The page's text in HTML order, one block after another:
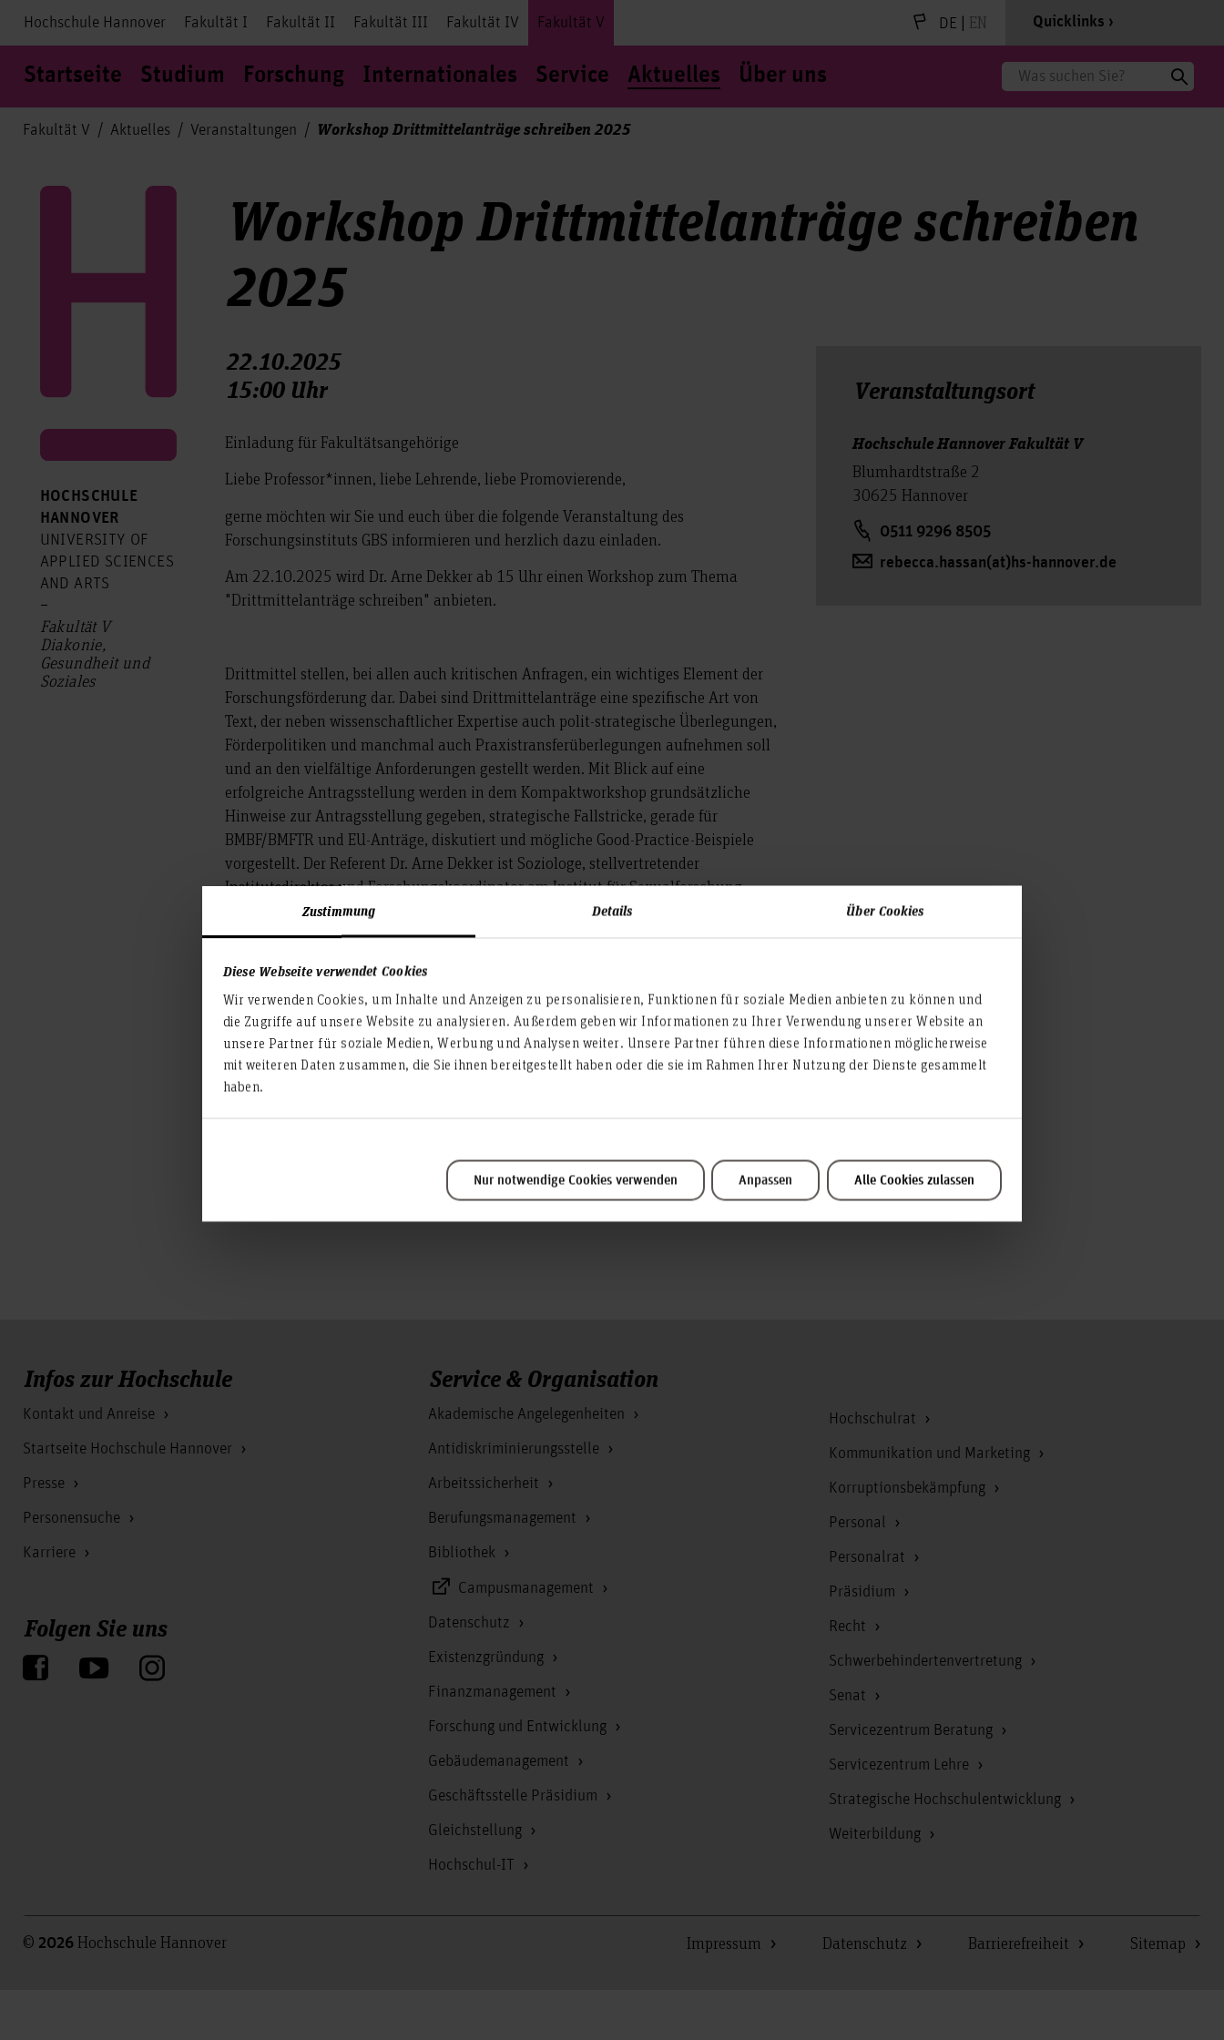
Zustimmung Details Über Cookies
Diese Webseite verwendet Cookies
Wir verwenden Cookies, um Inhalte und Anzeigen zu personalisieren, Funktionen für soziale Medien anbieten zu können und
die Zugriffe auf unsere Website zu analysieren. Außerdem geben wir Informationen zu Ihrer Verwendung unserer Website an
unsere Partner für soziale Medien, Werbung und Analysen weiter. Unsere Partner führen diese Informationen möglicherweise
mit weiteren Daten zusammen, die Sie ihnen bereitgestellt haben oder die sie im Rahmen Ihrer Nutzung der Dienste gesammelt
haben.
Nur notwendige Cookies verwenden Anpassen Alle Cookies zulassen
Hochschule Hannover Fakultät I Fakultät II Fakultät III Fakultät IV Fakultät V DE | EN Quicklinks
Startseite Studium Forschung Internationales Service Aktuelles Über uns Suche
Fakultät V Aktuelles Veranstaltungen Workshop Drittmittelanträge schreiben 2025
HOCHSCHULE
HANNOVER
UNIVERSITY OF
APPLIED SCIENCES
AND ARTS
–
Fakultät V
Diakonie,
Gesundheit und
Soziales
Workshop Drittmittelanträge schreiben
2025
22.10.2025
15:00 Uhr
Einladung für Fakultätsangehörige
Liebe Professor*innen, liebe Lehrende, liebe Promovierende,
gerne möchten wir Sie und euch über die folgende Veranstaltung des
Forschungsinstituts GBS informieren und herzlich dazu einladen.
Am 22.10.2025 wird Dr. Arne Dekker ab 15 Uhr einen Workshop zum Thema
"Drittmittelanträge schreiben" anbieten.
Drittmittel stellen, bei allen auch kritischen Anfragen, ein wichtiges Element der
Forschungsförderung dar. Dabei sind Drittmittelanträge eine spezifische Art von
Text, der neben wissenschaftlicher Expertise auch polit-strategische Überlegungen,
Förderpolitiken und manchmal auch Praxistransferüberlegungen aufnehmen soll
und an den vielfältige Anforderungen gestellt werden. Mit Blick auf eine
erfolgreiche Antragsstellung werden in dem Kompaktworkshop grundsätzliche
Hinweise zur Antragsstellung gegeben, strategische Fallstricke, gerade für
BMBF/BMFTR und EU-Anträge, diskutiert und mögliche Good-Practice-Beispiele
vorgestellt. Der Referent Dr. Arne Dekker ist Soziologe, stellvertretender
Institutsdirektor und Forschungskoordinator am Institut für Sexualforschung,
Sexualmedizin und forensische Psychiatrie des Universitätsklinikums Hamburg-
Eppendorf. Er forscht zu sozialwissenschaftlichen Fragestellungen der
und dem BMBF/BMFTR gefördert.
Melden Sie sich/meldet euch gerne bis zum 19.10.2025 bei Rebecca Hassan
(rebecca.hassan@hs-hannover.de) an. Bitte geben Sie bei der Anmeldung die Art
Veranstal­tungs­ort
Hochschule Hannover Fakultät V
Blumhardtstraße 2
30625 Hannover
0511 9296 8505
rebecca.hassan(at)hs-hannover.de
Infos zur Hochschule
Kontakt und Anreise
Startseite Hochschule Hannover
Presse
Personensuche
Karriere
Folgen Sie uns
Service & Organisation
Akademische Angelegenheiten
Antidiskriminierungsstelle
Arbeitssicherheit
Berufungsmanagement
Bibliothek
Campusmanagement
Datenschutz
Existenzgründung
Finanzmanagement
Forschung und Entwicklung
Gebäudemanagement
Geschäftsstelle Präsidium
Gleichstellung
Hochschul-IT
Hochschulrat
Kommunikation und Marketing
Korruptionsbekämpfung
Personal
Personalrat
Präsidium
Recht
Schwerbehindertenvertretung
Senat
Servicezentrum Beratung
Servicezentrum Lehre
Strategische Hochschulentwicklung
Weiterbildung
© 2026 Hochschule Hannover Impressum Datenschutz Barrierefreiheit Sitemap